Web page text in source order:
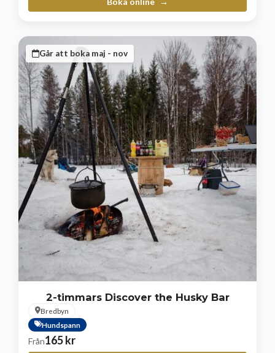
Går att boka maj - nov
2-timmars Discover the Husky Bar
Bredbyn
Hundspann
Från165kr